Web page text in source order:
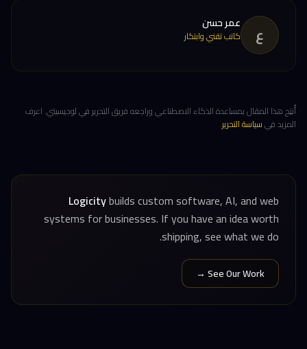
ع عمر حسن
كاتب تقني وابتكار
أُنتِج هذا المقال بمساعدة الذكاء الاصطناعي وراجعه فريق التحرير في لوجيسيتي. اعرف
المزيد فيسياسة التحرير.
Logicitybuilds custom software, AI, and web
systems for businesses. If you have an idea worth
shipping, see what we do.
See Our Work →